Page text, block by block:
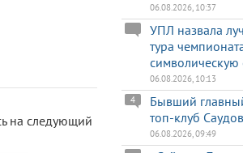
на следующий
06.08.2026, 10:37
УПЛ назвала
тура
символическую
06.08.2026, 10:13
Бывший
топ-клуб
4
06.08.2026, 09:49